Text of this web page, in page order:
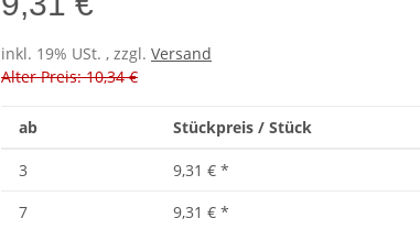
inkl. 19% USt. , zzgl. Versand
Alter Preis: 10,34 €
ab Stückpreis / Stück
3 9,31 € *
7
9,31 € *